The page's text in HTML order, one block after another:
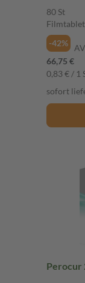
80 St
-42%
66,75 €
0,83 € / 1
sofort
Perocur